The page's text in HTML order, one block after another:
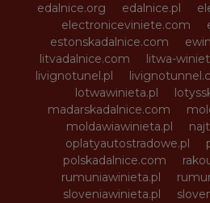
edalnice.org
edalnice.pl
electroniceviniete.com
estonskadalnice.com
litvadalnice.com
litwa-
livignotunel.pl
lotwawinieta.pl
madarskadalnice.com
moldawiawinieta.pl
oplatyautostradowe.pl
polskadalnice.com
rumuniawinieta.pl
sloveniawinieta.pl